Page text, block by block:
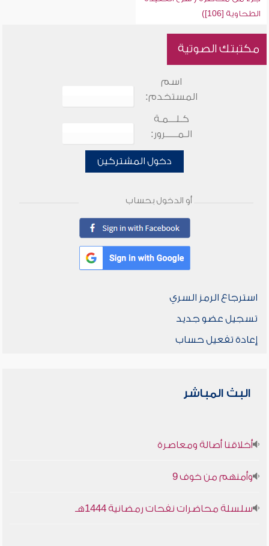
الطحاوية [106])
مكتبتك الصوتية
اسم
المستخدم:
كـلـــمـة
الـمـــــرور:
دخول المشتركين
أو الدخول بحساب
استرجاع الرمز السري
تسجيل عضو جديد
إعادة تفعيل حساب
البث المباشر
أخلاقنا أصالة ومعاصرة
وأمنهم من خوف 9
سلسلة محاضرات نفحات رمضانية 1444هـ